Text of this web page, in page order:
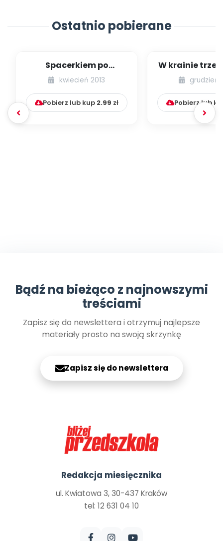
Ostatnio pobierane
Spacerkiem po
Krakowie (inscenizacja
muzyczno-ruchowa)
kwiecień 2013
Pobierz lub kup 2.99 zł
W krainie
grudzień
Pobierz lub
Bądź na bieżąco z najnowszymi
treściami
Zapisz się do newslettera i otrzymuj najlepsze
materiały prosto na swoją skrzynkę
Zapisz się do newslettera
Redakcja miesięcznika
ul. Kwiatowa 3, 30-437 Kraków
tel: 12 631 04 10